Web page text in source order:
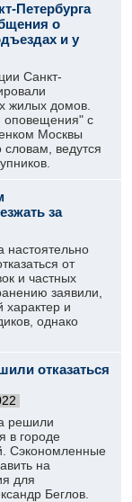
Петербурга
о
и у
Санкт-
жилых домов.
оповещения" с
Москвы
словам, ведутся
за
настоятельно
от
и частных
заявили,
характер и
однако
отказаться
решили
в городе
Сэкономленные
на
для
Беглов.